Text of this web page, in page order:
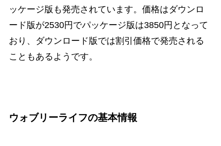
ッケージ版も発売されています。価格はダウンロ
ード版が2530円でパッケージ版は3850円となって
おり、ダウンロード版では割引価格で発売される
こともあるようです。
ウォブリーライフの基本情報